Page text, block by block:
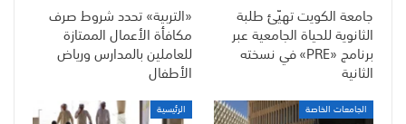
جامعة الكويت تهيّئ طلبة
الثانوية للحياة الجامعية عبر
برنامج «PRE» في نسخته
الثانية
«التربية» تحدد شروط صرف
مكافأة الأعمال الممتازة
للعاملين بالمدارس ورياض
الأطفال
الجامعات الخاصة الرئيسية